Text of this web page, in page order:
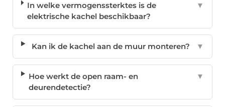
In welke vermogenssterktes is de
elektrische kachel beschikbaar?
▼
Kan ik de kachel aan de muur monteren? ▼
Hoe werkt de open raam- en
deurendetectie?
▼